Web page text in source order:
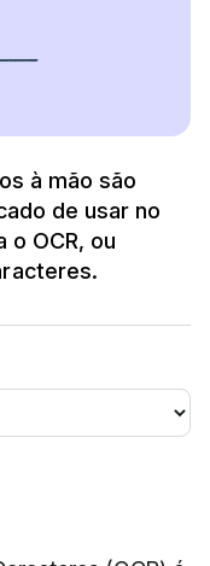
à mão são
de usar no
o OCR, ou